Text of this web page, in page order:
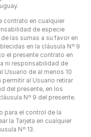
contrato en cualquier
de especie
las sumas a su favor en
en la cláusula Nº 9
el presente contrato en
ni responsabilidad de
Usuario de al menos 10
permitir al Usuario retirar
del presente, en los
Nº 9 del presente.
para el control de la
la Tarjeta en cualquier
Nº 13.